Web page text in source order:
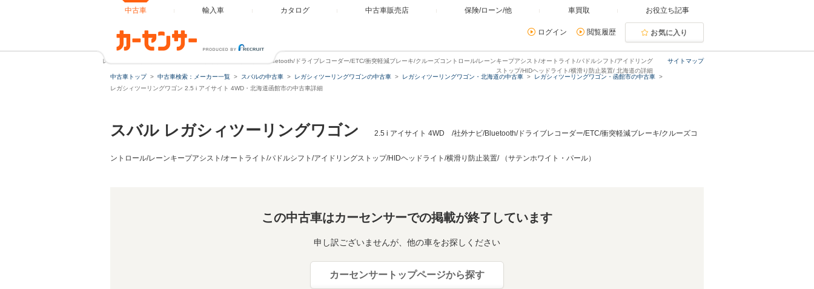
中古車 輸入車 カタログ 中古車販売店 保険/ローン/他 車買取 お役立ち記事
ログイン 閲覧履歴 お気に入り
サイトマップ
レガシィツーリングワゴン 2.5 i アイサイト 4WD /社外ナビ/Bluetooth/ドライブレコーダー/ETC/衝突軽減ブレーキ/クルーズコントロール/レーンキープアシスト/オートライト/パドルシフト/アイドリング
ストップ/HIDヘッドライト/横滑り防止装置/ 北海道の詳細
中古車トップ
中古車検索：メーカー一覧 スバルの中古車 レガシィツーリングワゴンの中古車 レガシィツーリングワゴン・北海道の中古車
レガシィツーリングワゴン・函館市の中古車
レガシィツーリングワゴン 2.5 i アイサイト 4WD・北海道函館市の中古車詳細
スバル レガシィツーリングワゴン 2.5 i アイサイト 4WD /社外ナビ/Bluetooth/ドライブレコーダー/ETC/衝突軽減ブレーキ/クルーズコ
ントロール/レーンキープアシスト/オートライト/パドルシフト/アイドリングストップ/HIDヘッドライト/横滑り防止装置/ （サテンホワイト・パール）
この中古車はカーセンサーでの掲載が終了しています
申し訳ございませんが、他の車をお探しください
カーセンサートップページから探す